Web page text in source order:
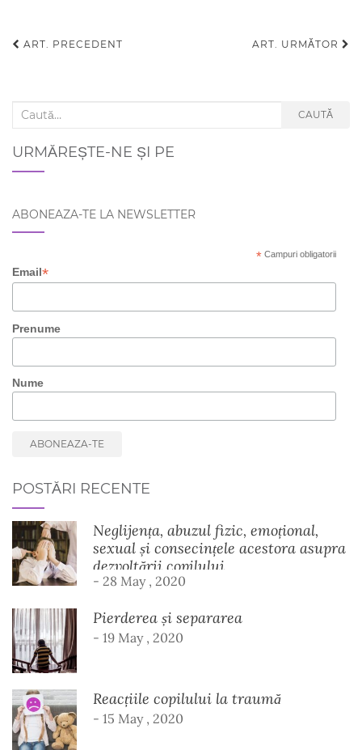
ART. PRECEDENT ART. URMĂTOR
Search for: CAUTĂ
URMĂREȘTE-NE ȘI PE
ABONEAZA-TE LA NEWSLETTER
* Campuri obligatorii
Email*
Prenume
Nume
POSTĂRI RECENTE
Neglijența, abuzul fizic, emoțional,
sexual și consecințele acestora asupra
dezvoltării copilului
- 28 May , 2020
Pierderea și separarea
- 19 May , 2020
Reacțiile copilului la traumă
- 15 May , 2020